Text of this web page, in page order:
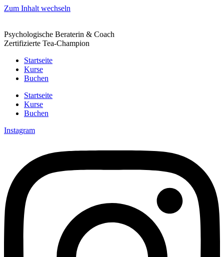
Zum Inhalt wechseln
Psychologische Beraterin & Coach
Zertifizierte Tea-Champion
Startseite
Kurse
Buchen
Startseite
Kurse
Buchen
Instagram